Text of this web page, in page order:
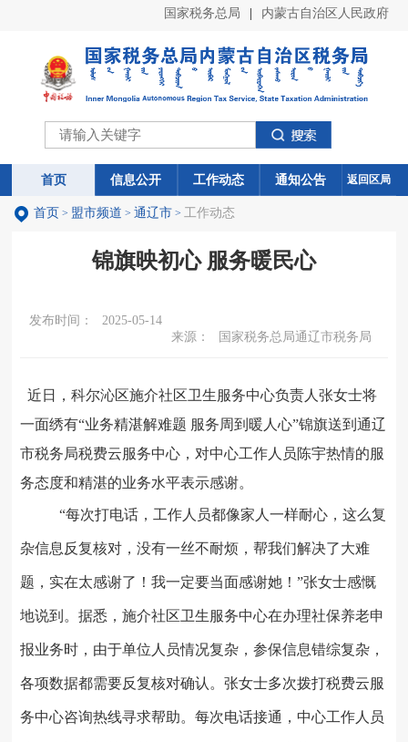
国家税务总局 内蒙古自治区人民政府
首页 信息公开 工作动态 通知公告
首页 信息公开 工作动态 通知公告 返回区局
首页 > 盟市频道 > 通辽市> 工作动态
锦旗映初心 服务暖民心
发布时间：
2025-05-14
来源：
国家税务总局通辽市税务局
近日， 科尔沁区施介社区卫生服务中心负责人张女士将
一面绣有“业务精湛解难题 服务周到暖人心”锦旗送到通辽
市税务局税费云服务中心，对中心工作人员陈宇热情的服
务态度和精湛的业务水平表示感谢。
“每次打电话， 工作人员都像家人一样耐心，这么复
杂信息反复核对，没有一丝不耐烦，帮我们解决了大难
题，实在太感谢了！我一定要当面感谢她！ ”张女士感慨
地说到。据悉， 施介社区卫生服务中心在办理社保养老申
报业务时， 由于单位人员情况复杂，参保信息错综复杂，
各项数据都需要反复核对确认。张女士多次拨打税费云服
务中心咨询热线寻求帮助。每次电话接通，中心工作人员